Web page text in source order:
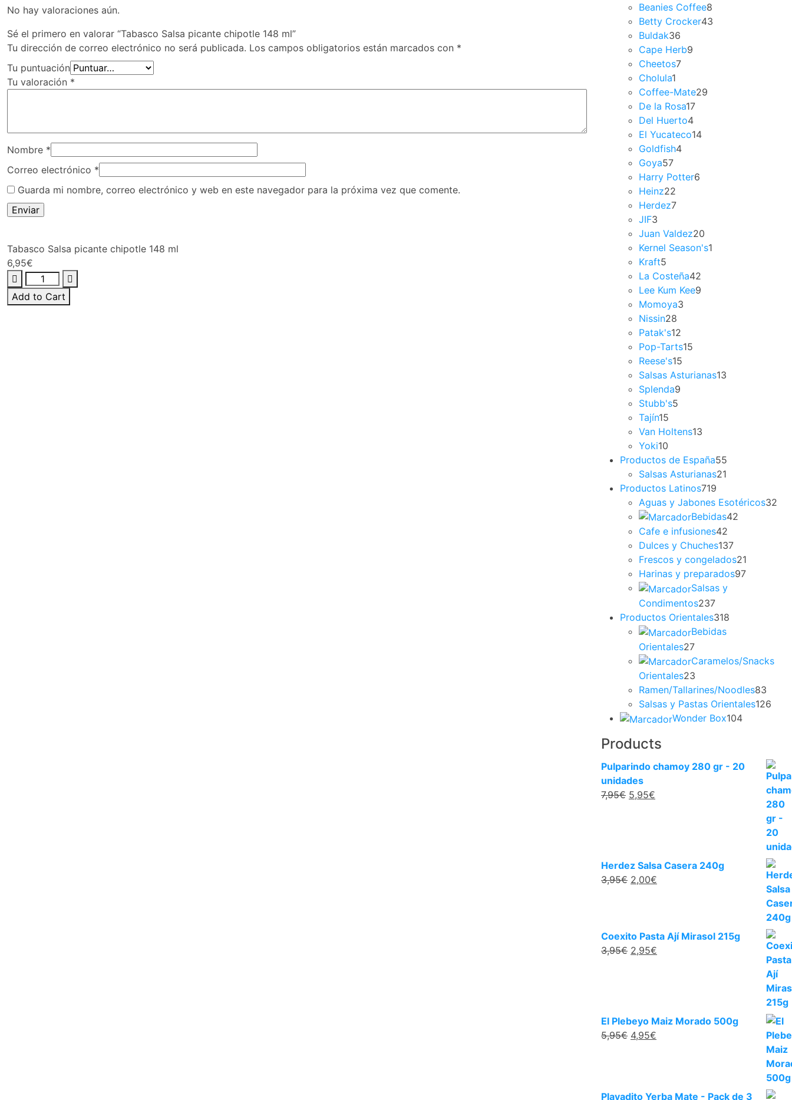
No hay valoraciones aún.
Sé el primero en valorar “Tabasco Salsa picante chipotle 148 ml”
Tu dirección de correo electrónico no será publicada. Los campos obligatorios están marcados con *
Tu puntuación
Tu valoración *
Nombre *
Correo electrónico *
Guarda mi nombre, correo electrónico y web en este navegador para la próxima vez que comente.
Tabasco Salsa picante chipotle 148 ml
6,95€
Add to Cart
Beanies Coffee8
Betty Crocker43
Buldak36
Cape Herb9
Cheetos7
Cholula1
Coffee-Mate29
De la Rosa17
Del Huerto4
El Yucateco14
Goldfish4
Goya57
Harry Potter6
Heinz22
Herdez7
JIF3
Juan Valdez20
Kernel Season's1
Kraft5
La Costeña42
Lee Kum Kee9
Momoya3
Nissin28
Patak's12
Pop-Tarts15
Reese's15
Salsas Asturianas13
Splenda9
Stubb's5
Tajín15
Van Holtens13
Yoki10
Productos de España55
Salsas Asturianas21
Productos Latinos719
Aguas y Jabones Esotéricos32
Bebidas42
Cafe e infusiones42
Dulces y Chuches137
Frescos y congelados21
Harinas y preparados97
Salsas y
Condimentos237
Productos Orientales318
Bebidas
Orientales27
Caramelos/Snacks
Orientales23
Ramen/Tallarines/Noodles83
Salsas y Pastas Orientales126
Wonder Box104
Products
Pulparindo chamoy 280 gr - 20
unidades
7,95€ 5,95€
Herdez Salsa Casera 240g
3,95€ 2,00€
Coexito Pasta Ají Mirasol 215g
3,95€ 2,95€
El Plebeyo Maiz Morado 500g
5,95€ 4,95€
Playadito Yerba Mate - Pack de 3